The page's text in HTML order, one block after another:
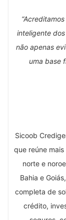
inteligente
não apenas
uma base
Sicoob
que reúne
norte e
Bahia e
completa de
crédito,